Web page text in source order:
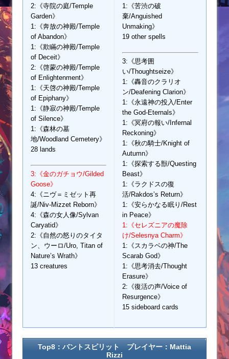
2:《寺院の庭/Temple
Garden》
1:《奔放の神殿/Temple
of Abandon》
1:《欺瞞の神殿/Temple
of Deceit》
2:《啓蒙の神殿/Temple
of Enlightenment》
1:《天啓の神殿/Temple
of Epiphany》
1:《静寂の神殿/Temple
of Silence》
1:《森林の墓
地/Woodland Cemetery》
28 lands
3:《金のガチョウ/Gilded
Goose》
4:《ニヴ＝ミゼット再
誕/Niv-Mizzet Reborn》
4:《森の女人像/Sylvan
Caryatid》
2:《自然の怒りのタイタ
ン、ウーロ/Uro, Titan of
Nature’s Wrath》
13 creatures
1:《苦渋の破
棄/Anguished
Unmaking》
19 other spells
3:《思考囲
い/Thoughtseize》
1:《轟音のクラリオ
ン/Deafening Clarion》
1:《永遠神の投入/Enter
the God-Eternals》
1:《冥府の報い/Infernal
Reckoning》
1:《秋の騎士/Knight of
Autumn》
1:《探索する獣/Questing
Beast》
1:《ラクドスの復
活/Rakdos’s Return》
1:《安らかなる眠り/Rest
in Peace》
1:《セレズニアの魔除
け/Selesnya Charm》
1:《スカラベの神/The
Scarab God》
1:《思考消去/Thought
Erasure》
2:《復活の声/Voice of
Resurgence》
15 sideboard cards
Top8：バントスピリット プレイヤー： Mattia
Rizzi